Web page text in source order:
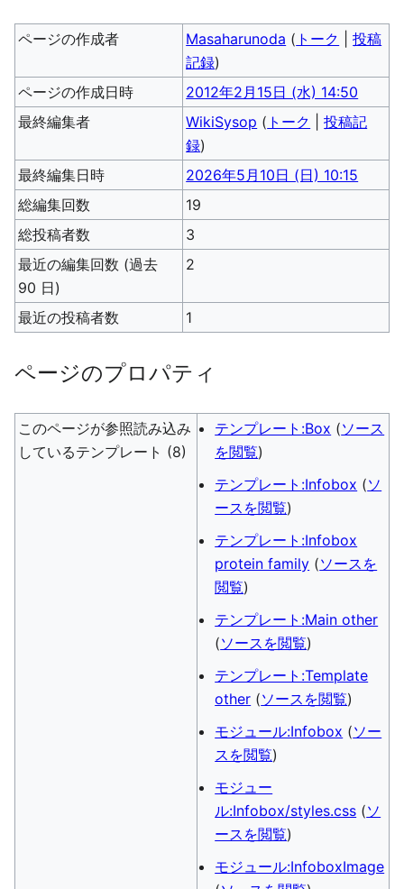
ページの作成者 Masaharunoda ( トーク |投稿
記録)
ページの作成日時
2012年2月15日 (水) 14:50
最終編集者
WikiSysop ( トーク |投稿記
録)
最終編集日時
2026年5月10日 (日) 10:15
総編集回数
19
総投稿者数
3
最近の編集回数 (過去
90 日)
2
最近の投稿者数 1
ページのプロパティ
このページが参照読み込み
しているテンプレート (8)
テンプレート:Box (ソース
を閲覧)
テンプレート:Infobox (ソ
ースを閲覧)
テンプレート:Infobox
protein family (ソースを
閲覧)
テンプレート:Main other
(ソースを閲覧)
テンプレート:Template
other (ソースを閲覧)
モジュール:Infobox (ソー
スを閲覧)
モジュー
ル:Infobox/styles.css (ソ
ースを閲覧)
モジュール:InfoboxImage